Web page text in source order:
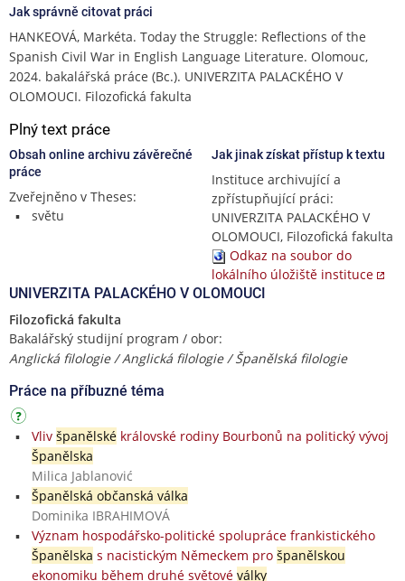
Jak správně citovat práci
HANKEOVÁ, Markéta. Today the Struggle: Reflections of the
Spanish Civil War in English Language Literature. Olomouc,
2024. bakalářská práce (Bc.). UNIVERZITA PALACKÉHO V
OLOMOUCI. Filozofická fakulta
Plný text práce
Obsah online archivu závěrečné
práce
Zveřejněno v Theses:
světu
Jak jinak získat přístup k textu
Instituce archivující a
zpřístupňující práci:
UNIVERZITA PALACKÉHO V
OLOMOUCI, Filozofická fakulta
Odkaz na soubor do
lokálního úložiště instituce
UNIVERZITA PALACKÉHO V OLOMOUCI
Filozofická fakulta
Bakalářský studijní program / obor:
Anglická filologie / Anglická filologie / Španělská filologie
Práce na příbuzné téma
Vliv španělskékrálovské rodiny Bourbonů na politický vývoj
Španělska
Milica Jablanović
Španělská občanská válka
Dominika IBRAHIMOVÁ
Význam hospodářsko-politické spolupráce frankistického
Španělska s nacistickým Německem pro španělskou
ekonomiku během druhé světové války